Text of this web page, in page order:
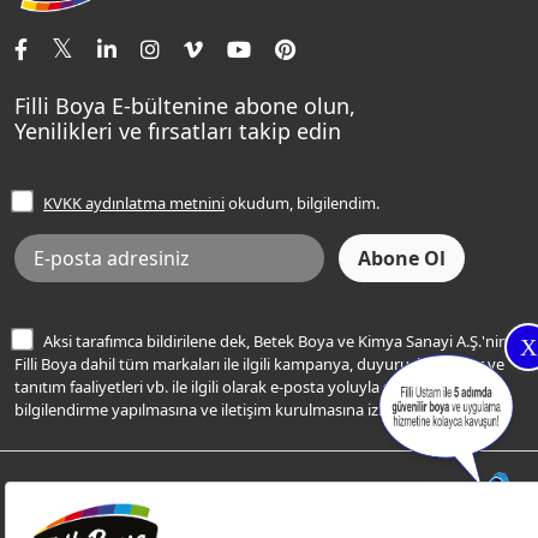
X
Tavan Boyaları
Ev Bakım ve Hobi Boyaları
Yatak Odası Renkleri
Sentomaxx Sentetik Boya
Sentomaxx İpeksi Mat
Momento Life
Şampanya Rengi
Açık Mavi Rengi
Frezya Rengi
İletişim Bilgilerimiz
Renk Danışma
Filli Ustam
Sıkça Sorulan Sorular
Ücretsiz Yalıtım Keşif Hizmeti
Bilgi Toplumu Hizmetleri
İnternet Sitesi Kullanım Koşulları
KVKK Talep Formu
KVKK Aydınlatma Metni
Filli Boya E-bültenine abone olun,
Yenilikleri ve fırsatları takip edin
KVKK aydınlatma metniniokudum, bilgilendim.
Aksi tarafımca bildirilene dek, Betek Boya ve Kimya Sanayi A.Ş.'nin
Filli Boya dahil tüm markaları ile ilgili kampanya, duyuru, hizmetler ve
tanıtım faaliyetleri vb. ile ilgili olarak e-posta yoluyla şahsıma
bilgilendirme yapılmasına ve iletişim kurulmasına izin veriyorum.